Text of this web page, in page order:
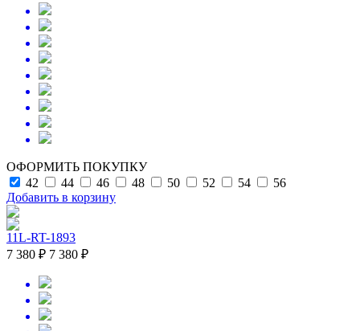
ОФОРМИТЬ ПОКУПКУ
42
44 46 48 50 52 54
56
Добавить в корзину
11L-RT-1893
7 380 ₽ 7 380 ₽